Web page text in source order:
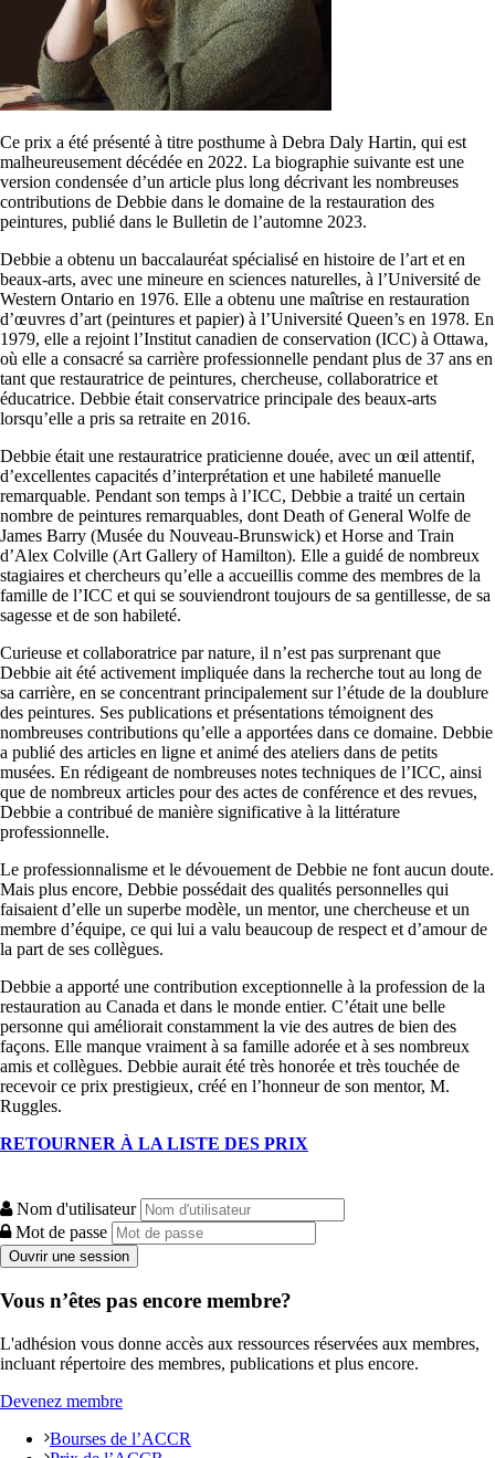
Ce prix a été présenté à titre posthume à Debra Daly Hartin, qui est
malheureusement décédée en 2022. La biographie suivante est une
version condensée d’un article plus long décrivant les nombreuses
contributions de Debbie dans le domaine de la restauration des
peintures, publié dans le Bulletin de l’automne 2023.
Debbie a obtenu un baccalauréat spécialisé en histoire de l’art et en
beaux-arts, avec une mineure en sciences naturelles, à l’Université de
Western Ontario en 1976. Elle a obtenu une maîtrise en restauration
d’œuvres d’art (peintures et papier) à l’Université Queen’s en 1978. En
1979, elle a rejoint l’Institut canadien de conservation (ICC) à Ottawa,
où elle a consacré sa carrière professionnelle pendant plus de 37 ans en
tant que restauratrice de peintures, chercheuse, collaboratrice et
éducatrice. Debbie était conservatrice principale des beaux-arts
lorsqu’elle a pris sa retraite en 2016.
Debbie était une restauratrice praticienne douée, avec un œil attentif,
d’excellentes capacités d’interprétation et une habileté manuelle
remarquable. Pendant son temps à l’ICC, Debbie a traité un certain
nombre de peintures remarquables, dont Death of General Wolfe de
James Barry (Musée du Nouveau-Brunswick) et Horse and Train
d’Alex Colville (Art Gallery of Hamilton). Elle a guidé de nombreux
stagiaires et chercheurs qu’elle a accueillis comme des membres de la
famille de l’ICC et qui se souviendront toujours de sa gentillesse, de sa
sagesse et de son habileté.
Curieuse et collaboratrice par nature, il n’est pas surprenant que
Debbie ait été activement impliquée dans la recherche tout au long de
sa carrière, en se concentrant principalement sur l’étude de la doublure
des peintures. Ses publications et présentations témoignent des
nombreuses contributions qu’elle a apportées dans ce domaine. Debbie
a publié des articles en ligne et animé des ateliers dans de petits
musées. En rédigeant de nombreuses notes techniques de l’ICC, ainsi
que de nombreux articles pour des actes de conférence et des revues,
Debbie a contribué de manière significative à la littérature
professionnelle.
Le professionnalisme et le dévouement de Debbie ne font aucun doute.
Mais plus encore, Debbie possédait des qualités personnelles qui
faisaient d’elle un superbe modèle, un mentor, une chercheuse et un
membre d’équipe, ce qui lui a valu beaucoup de respect et d’amour de
la part de ses collègues.
Debbie a apporté une contribution exceptionnelle à la profession de la
restauration au Canada et dans le monde entier. C’était une belle
personne qui améliorait constamment la vie des autres de bien des
façons. Elle manque vraiment à sa famille adorée et à ses nombreux
amis et collègues. Debbie aurait été très honorée et très touchée de
recevoir ce prix prestigieux, créé en l’honneur de son mentor, M.
Ruggles.
RETOURNER À LA LISTE DES PRIX
Nom d'utilisateur
Mot de passe
Vous n’êtes pas encore membre?
L'adhésion vous donne accès aux ressources réservées aux membres,
incluant répertoire des membres, publications et plus encore.
Devenez membre
Bourses de l’ACCR